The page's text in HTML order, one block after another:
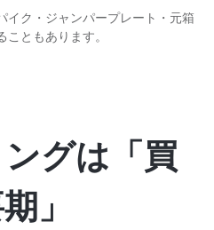
イク・ジャンパープレート・元箱
ともあります。
グは「買
」